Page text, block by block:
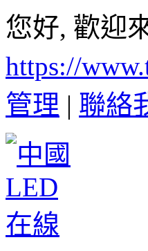
您好, 歡迎
https://
管理 | 聯絡